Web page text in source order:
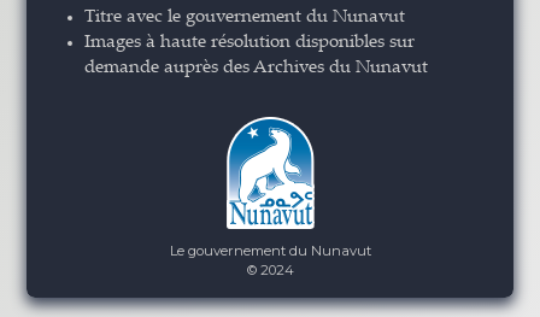
Titre avec le gouvernement du Nunavut
Images à haute résolution disponibles sur
demande auprès des Archives du Nunavut
Le gouvernement du Nunavut
© 2024